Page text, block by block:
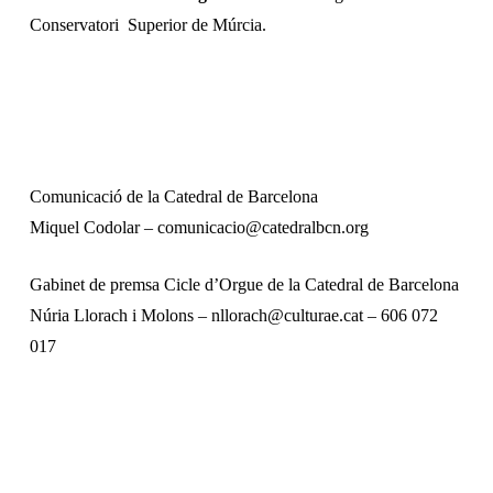
Conservatori Superior de Múrcia.
Comunicació de la Catedral de Barcelona
Miquel Codolar – comunicacio@catedralbcn.org
Gabinet de premsa Cicle d’Orgue de la Catedral de Barcelona
Núria Llorach i Molons – nllorach@culturae.cat – 606 072
017